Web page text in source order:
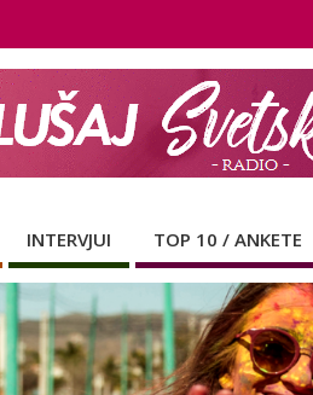
INTERVJUI TOP 10 / ANKETE